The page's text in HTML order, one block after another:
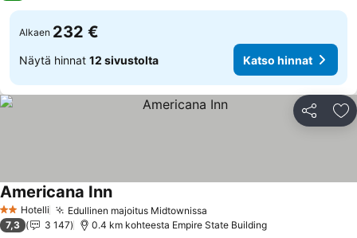
Alkaen 232 €
Näytä hinnat 12 sivustolta Katso hinnat
Jaa
2 Tähtiluokitus
Hotelli Edullinen majoitus Midtownissa
Americana InnKatso hinnat
7,3 3 147 0.4 km kohteesta Empire State Building